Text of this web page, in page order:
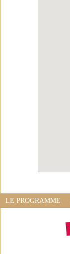
LE PROGRAMME